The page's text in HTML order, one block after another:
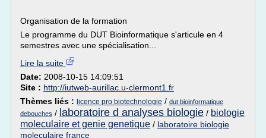
Organisation de la formation
Le programme du DUT Bioinformatique s'articule en 4
semestres avec une spécialisation...
Lire la suite
Date: 2008-10-15 14:09:51
Site : http://iutweb-aurillac.u-clermont1.fr
Thèmes liés : licence pro biotechnologie / dut bioinformatique
debouches / laboratoire d analyses biologie / biologie
moleculaire et genie genetique / laboratoire biologie
moleculaire france